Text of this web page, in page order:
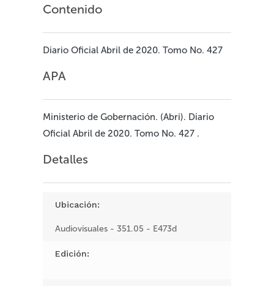
Contenido
Diario Oficial Abril de 2020. Tomo No. 427
APA
Ministerio de Gobernación. (Abri). Diario
Oficial Abril de 2020. Tomo No. 427 .
Detalles
Ubicación:
Audiovisuales - 351.05 - E473d
Edición: